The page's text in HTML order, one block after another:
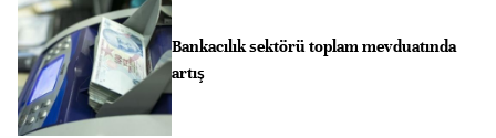
Bankacılık sektörü toplam mevduatında
artış